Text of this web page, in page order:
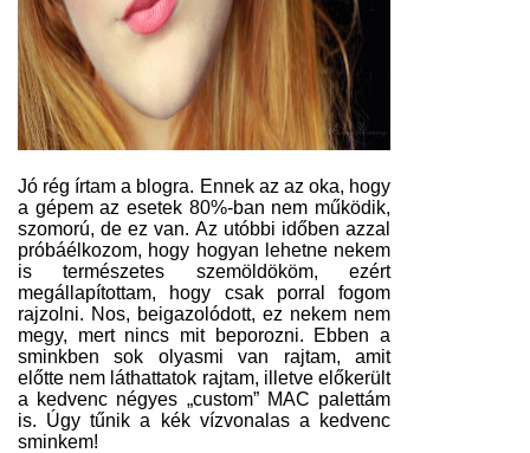
Jó rég írtam a blogra. Ennek az az oka, hogy
a gépem az esetek 80%-ban nem működik,
szomorú, de ez van. Az utóbbi időben azzal
próbáélkozom, hogy hogyan lehetne nekem
is természetes szemöldököm, ezért
megállapítottam, hogy csak porral fogom
rajzolni. Nos, beigazolódott, ez nekem nem
megy, mert nincs mit beporozni. Ebben a
sminkben sok olyasmi van rajtam, amit
előtte nem láthattatok rajtam, illetve előkerült
a kedvenc négyes „custom” MAC palettám
is. Úgy tűnik a kék vízvonalas a kedvenc
sminkem!